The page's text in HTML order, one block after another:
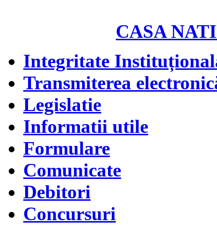
CASA
Integritate
Transmiterea
Legislatie
Informatii utile
Formulare
Comunicate
Debitori
Concursuri